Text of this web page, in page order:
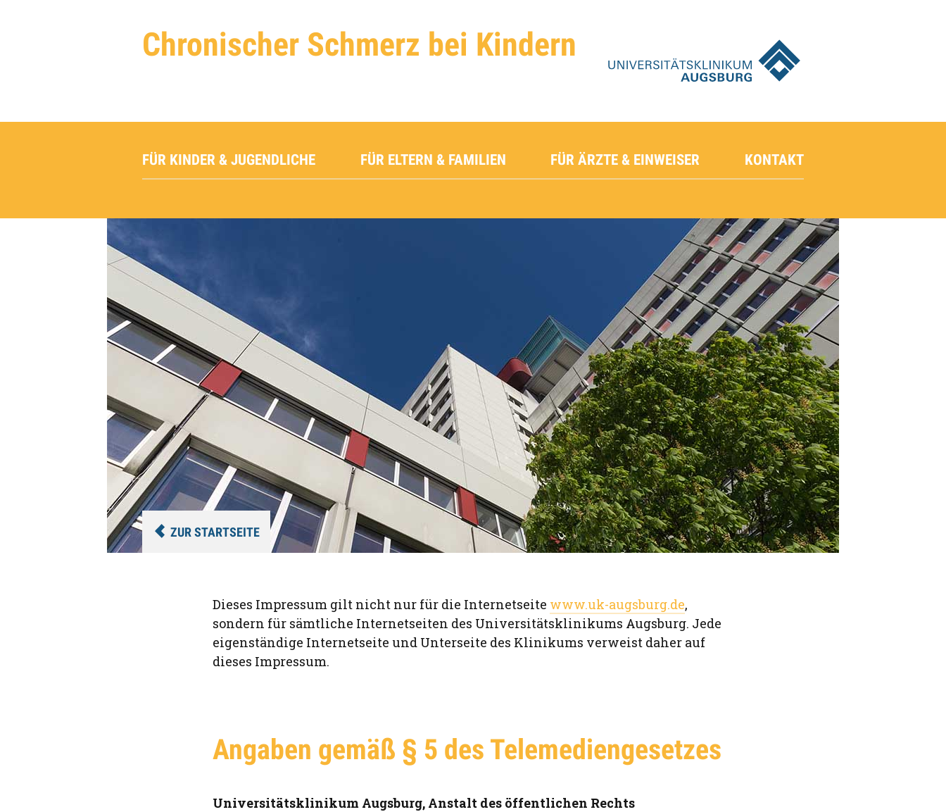
Chronischer Schmerz bei Kindern
FÜR KINDER & JUGENDLICHE FÜR ELTERN & FAMILIEN FÜR ÄRZTE & EINWEISER KONTAKT
ZUR STARTSEITE
Dieses Impressum gilt nicht nur für die Internetseite www.uk-augsburg.de,
sondern für sämtliche Internetseiten des Universitätsklinikums Augsburg. Jede
eigenständige Internetseite und Unterseite des Klinikums verweist daher auf
dieses Impressum.
Angaben gemäß § 5 des Telemediengesetzes
Universitätsklinikum Augsburg, Anstalt des öffentlichen Rechts